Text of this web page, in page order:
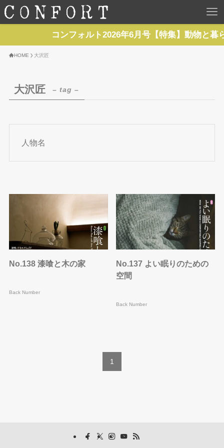
HOME
NEWS
Contact Us
コンフォルト2026年6月号【特集】動物と
HOME 大沢匠
大沢匠 – tag –
人物名
No.138 漆喰と木の家
Back Number
No.137 よい眠りのための
空間
Back Number
1